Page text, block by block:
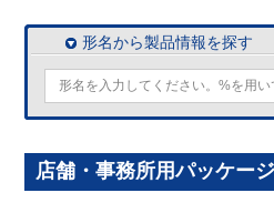
形名から製品情報を探す
店舗・事務所用パッケー